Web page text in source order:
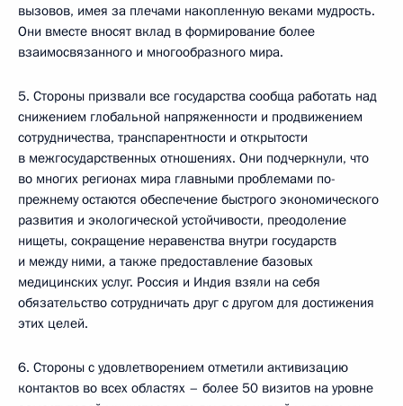
вызовов, имея за плечами накопленную веками мудрость.
Они вместе вносят вклад в формирование более
взаимосвязанного и многообразного мира.
5. Стороны призвали все государства сообща работать над
снижением глобальной напряженности и продвижением
сотрудничества, транспарентности и открытости
в межгосударственных отношениях. Они подчеркнули, что
во многих регионах мира главными проблемами по-
прежнему остаются обеспечение быстрого экономического
развития и экологической устойчивости, преодоление
нищеты, сокращение неравенства внутри государств
и между ними, а также предоставление базовых
медицинских услуг. Россия и Индия взяли на себя
обязательство сотрудничать друг с другом для достижения
этих целей.
6. Стороны с удовлетворением отметили активизацию
контактов во всех областях – более 50 визитов на уровне